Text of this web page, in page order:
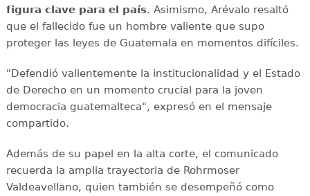
figura clave para el país. Asimismo, Arévalo resaltó
que el fallecido fue un hombre valiente que supo
proteger las leyes de Guatemala en momentos difíciles.
"Defendió valientemente la institucionalidad y el Estado
de Derecho en un momento crucial para la joven
democracia guatemalteca", expresó en el mensaje
compartido.
Además de su papel en la alta corte, el comunicado
recuerda la amplia trayectoria de Rohrmoser
Valdeavellano, quien también se desempeñó como